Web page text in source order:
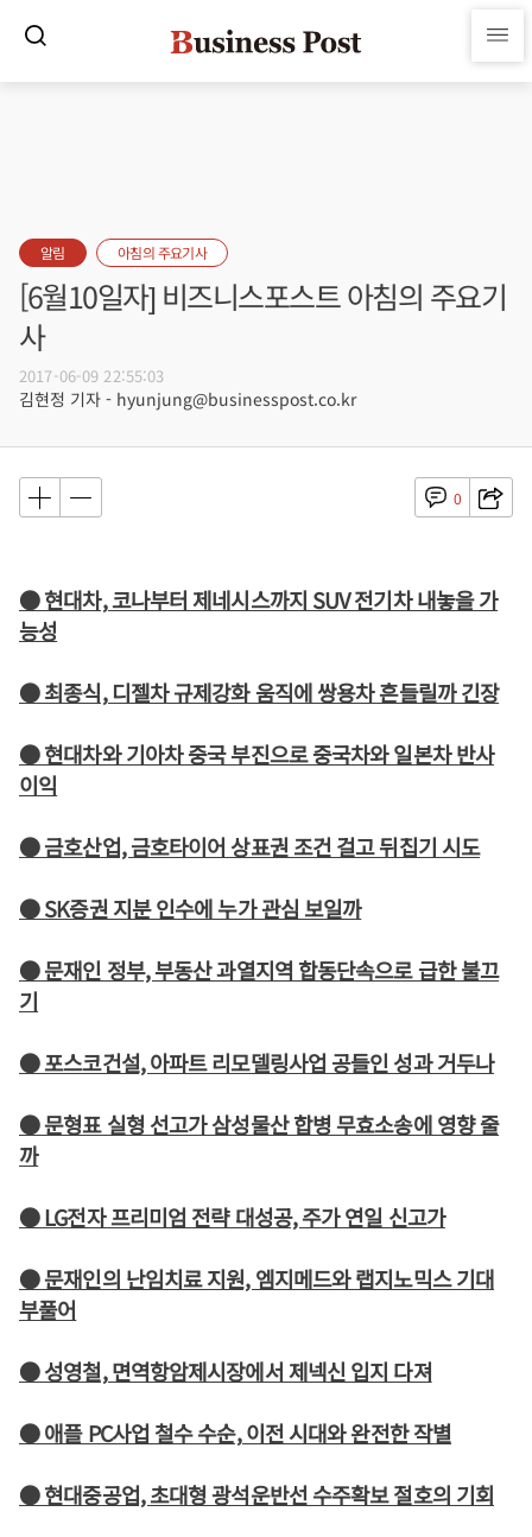
알림 아침의 주요기사
[6월10일자] 비즈니스포스트 아침의 주요기
사
2017-06-09 22:55:03
김현정 기자 - hyunjung@businesspost.co.kr
0
● 현대차, 코나부터 제네시스까지 SUV 전기차 내놓을 가
능성
● 최종식, 디젤차 규제강화 움직에 쌍용차 흔들릴까 긴장
● 현대차와 기아차 중국 부진으로 중국차와 일본차 반사
이익
● 금호산업, 금호타이어 상표권 조건 걸고 뒤집기 시도
● SK증권 지분 인수에 누가 관심 보일까
● 문재인 정부, 부동산 과열지역 합동단속으로 급한 불끄
기
● 포스코건설, 아파트 리모델링사업 공들인 성과 거두나
● 문형표 실형 선고가 삼성물산 합병 무효소송에 영향 줄
까
● LG전자 프리미엄 전략 대성공, 주가 연일 신고가
● 문재인의 난임치료 지원, 엠지메드와 랩지노믹스 기대
부풀어
● 성영철, 면역항암제시장에서 제넥신 입지 다져
● 애플 PC사업 철수 수순, 이전 시대와 완전한 작별
● 현대중공업, 초대형 광석운반선 수주확보 절호의 기회